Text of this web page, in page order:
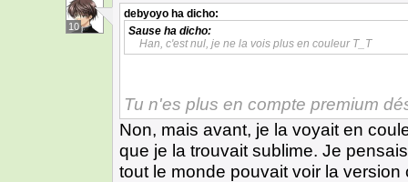
10
debyoyo ha dicho:
Sause ha dicho:
Han, c'est nul, je ne la vois plus en couleur T_T
Tu n'es plus en compte premium
Non, mais avant, je la voyait en
que je la trouvait sublime. Je
tout le monde pouvait voir la version